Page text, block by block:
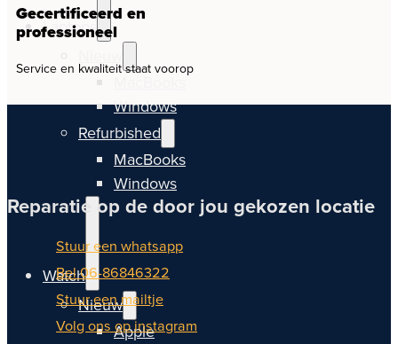
Laptops
Windows
Refurbished
MacBooks
Windows
Watch
Nieuw
Apple
Gecertificeerd en
professioneel
Service en kwaliteit staat voorop
Reparatie op de door jou gekozen locatie
Stuur een whatsapp
Bel 06-86846322
Stuur een mailtje
Volg ons op instagram